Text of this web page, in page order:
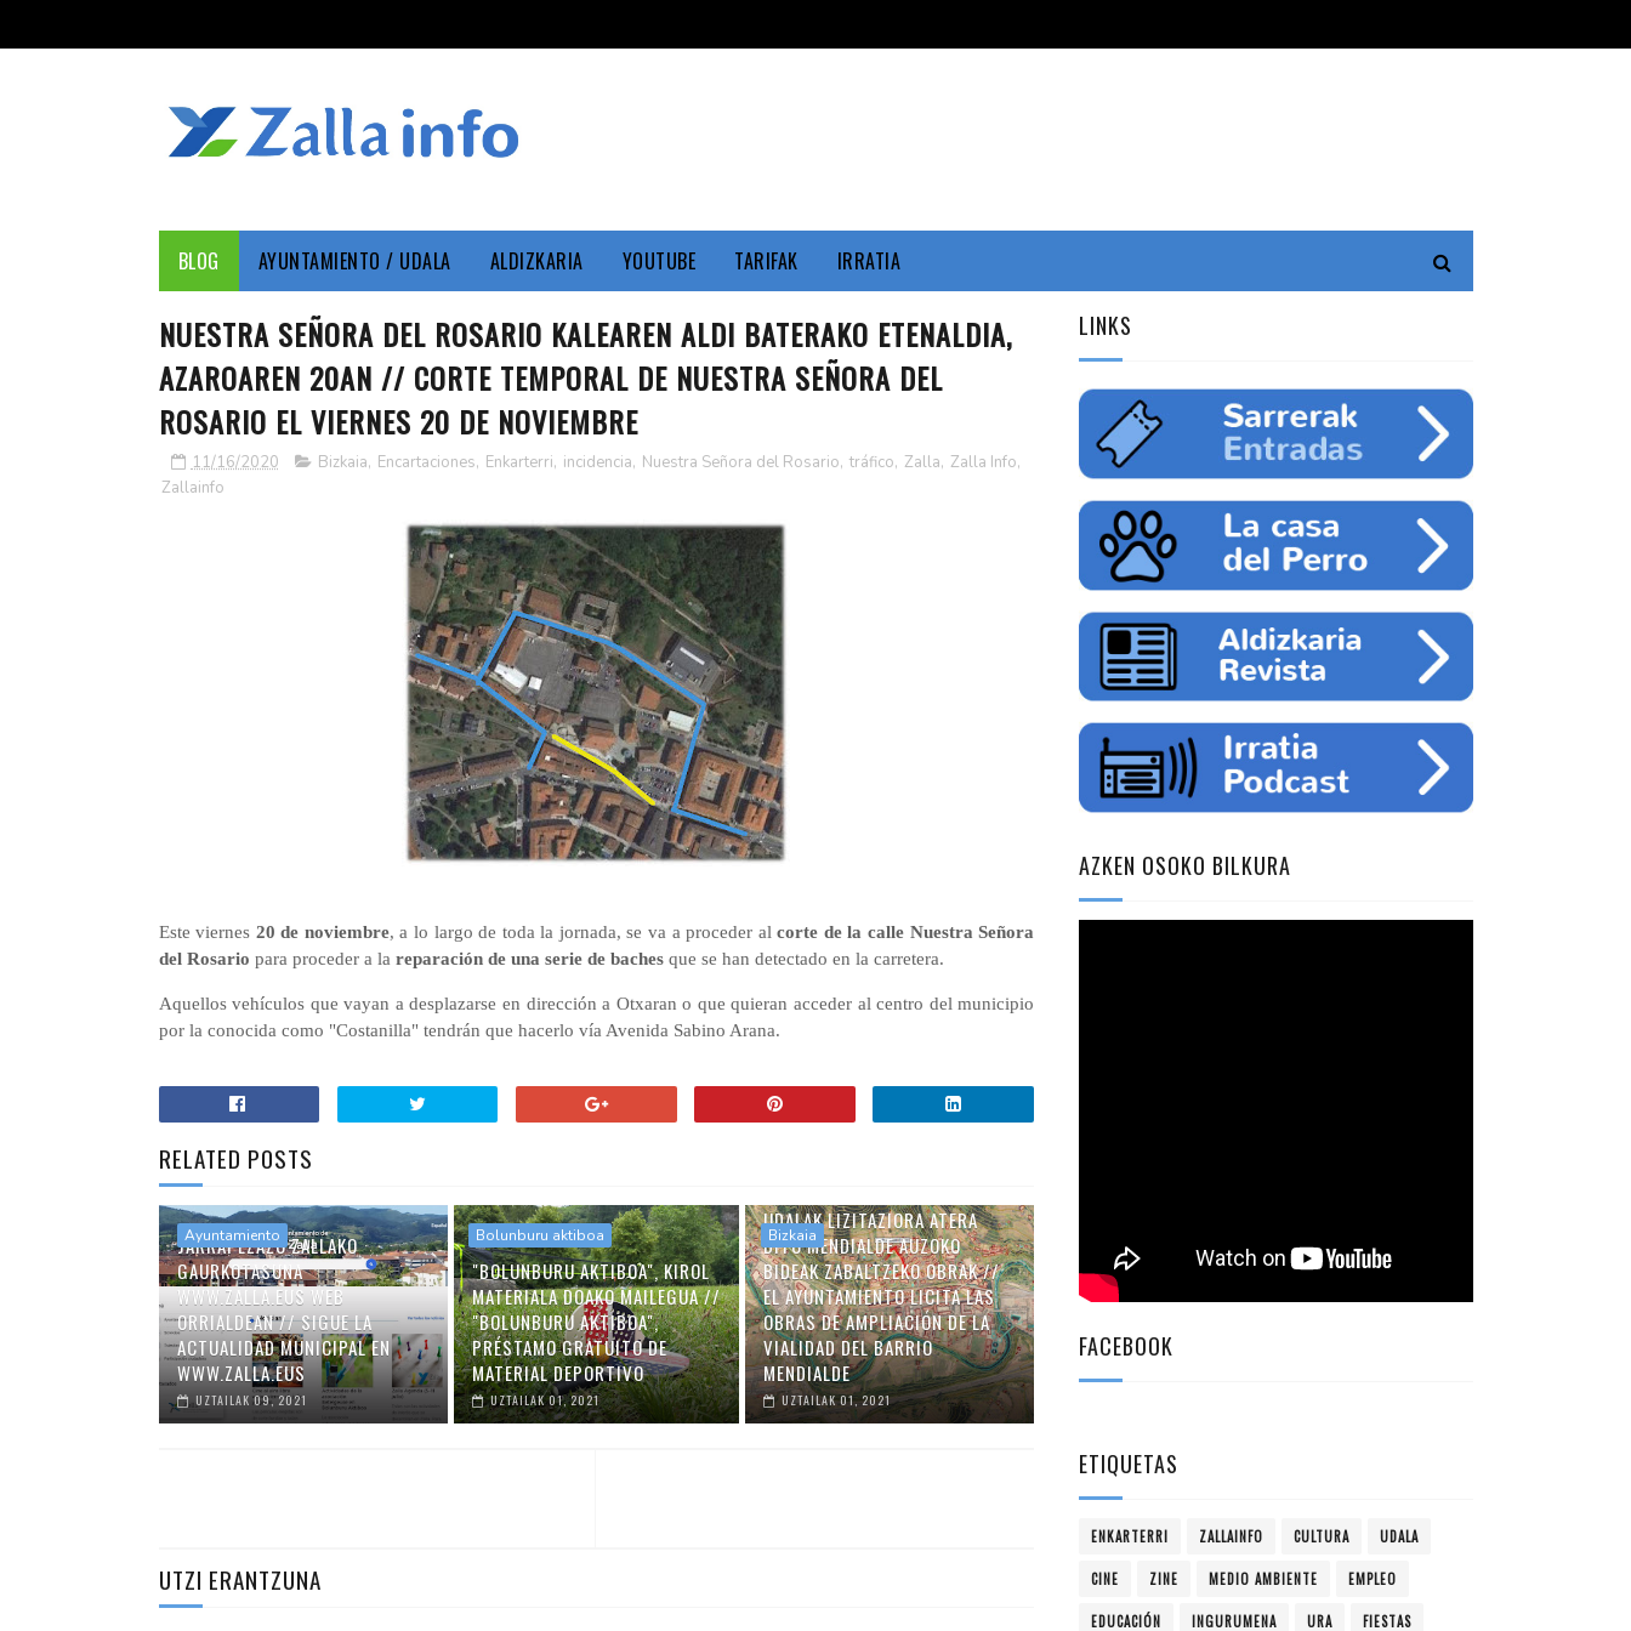
BLOG AYUNTAMIENTO / UDALA ALDIZKARIA YOUTUBE TARIFAK IRRATIA
NUESTRA SEÑORA DEL ROSARIO KALEAREN ALDI BATERAKO ETENALDIA,
AZAROAREN 20AN // CORTE TEMPORAL DE NUESTRA SEÑORA DEL
ROSARIO EL VIERNES 20 DE NOVIEMBRE
11/16/2020 Bizkaia, Encartaciones, Enkarterri, incidencia, Nuestra Señora del Rosario, tráfico, Zalla, Zalla Info,
Zallainfo
Este viernes 20 de noviembre, a lo largo de toda la jornada, se va a proceder alcorte de la calle Nuestra Señora
del Rosario para proceder a la reparación de una serie de baches que se han detectado en la carretera.
Aquellos vehículos que vayan a desplazarse en dirección a Otxaran o que quieran acceder al centro del municipio
por la conocida como "Costanilla" tendrán que hacerlo vía Avenida Sabino Arana.
RELATED POSTS
Ayuntamiento
JARRAI EZAZU ZALLAKO
GAURKOTASUNA
WWW.ZALLA.EUS WEB
ORRIALDEAN // SIGUE LA
ACTUALIDAD MUNICIPAL EN
WWW.ZALLA.EUS
UZTAILAK 09, 2021
Bolunburu aktiboa
"BOLUNBURU AKTIBOA", KIROL
MATERIALA DOAKO MAILEGUA //
"BOLUNBURU AKTIBOA",
PRÉSTAMO GRATUITO DE
MATERIAL DEPORTIVO
UZTAILAK 01, 2021
Bizkaia
UDALAK LIZITAZIORA ATERA
DITU MENDIALDE AUZOKO
BIDEAK ZABALTZEKO OBRAK //
EL AYUNTAMIENTO LICITA LAS
OBRAS DE AMPLIACIÓN DE LA
VIALIDAD DEL BARRIO
MENDIALDE
UZTAILAK 01, 2021
UTZI ERANTZUNA
LINKS
AZKEN OSOKO BILKURA
FACEBOOK
ETIQUETAS
ENKARTERRI ZALLAINFO CULTURA UDALA
CINE ZINE MEDIO AMBIENTE EMPLEO
EDUCACIÓN INGURUMENA URA FIESTAS